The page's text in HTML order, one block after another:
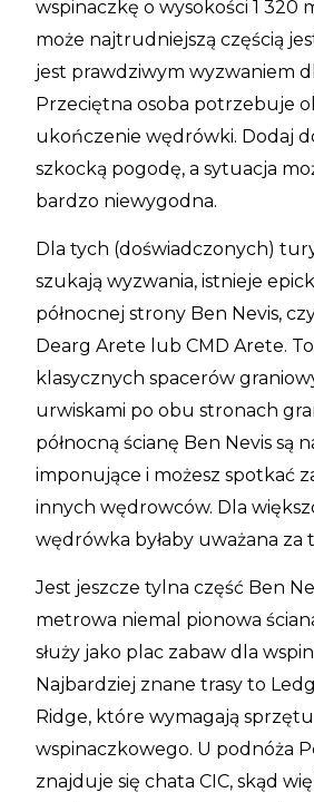
wspinaczkę o wysokości 1 320
może najtrudniejszą częścią
jest prawdziwym wyzwaniem
Przeciętna osoba potrzebuje
ukończenie wędrówki. Dodaj
szkocką pogodę, a sytuacja
bardzo niewygodna.
Dla tych (doświadczonych)
szukają wyzwania, istnieje
północnej strony Ben Nevis,
Dearg Arete lub CMD Arete.
klasycznych spacerów
urwiskami po obu stronach
północną ścianę Ben Nevis są
imponujące i możesz spotkać
innych wędrowców. Dla
wędrówka byłaby uważana za
Jest jeszcze tylna część Ben
metrowa niemal pionowa
służy jako plac zabaw dla
Najbardziej znane trasy to
Ridge, które wymagają sprzętu
wspinaczkowego. U podnóża
znajduje się chata CIC, skąd